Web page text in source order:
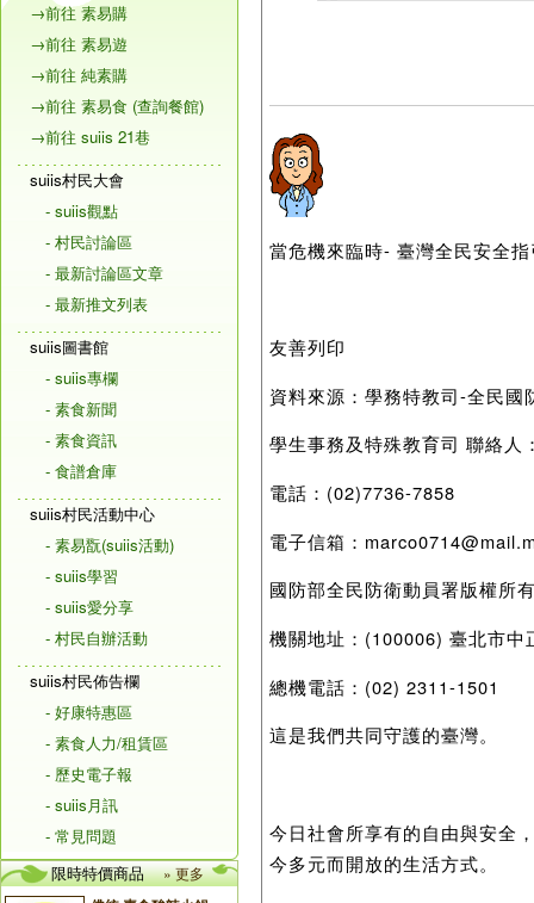
→前往 素易購
→前往 素易遊
→前往 純素購
→前往 素易食 (查詢餐館)
→前往 suiis 21巷
suiis村民大會
- suiis觀點
- 村民討論區
- 最新討論區文章
- 最新推文列表
suiis圖書館
- suiis專欄
- 素食新聞
- 素食資訊
- 食譜倉庫
suiis村民活動中心
- 素易翫(suiis活動)
- suiis學習
- suiis愛分享
- 村民自辦活動
suiis村民佈告欄
- 好康特惠區
- 素食人力/租賃區
- 歷史電子報
- suiis月訊
- 常見問題
限時特價商品
» 更多
當危機來臨時- 臺灣全民安全
友善列印
資料來源：學務特教司-全民國
學生事務及特殊教育司 聯絡人
電話：(02)7736-7858
電子信箱：
國防部全民防衛動員署版權所
機關地址：(100006) 臺北市中
總機電話：(02) 2311-1501
這是我們共同守護的臺灣。
今日社會所享有的自由與安全
今多元而開放的生活方式。